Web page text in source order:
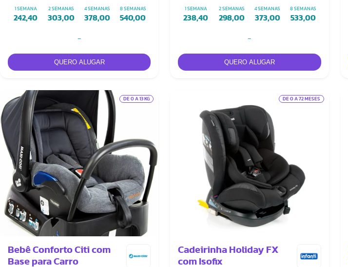
1 SEMANA
242,40
2 SEMANAS
303,00
4 SEMANAS
378,00
8 SEMANAS
540,00
-
1 SEMANA
238,40
2 SEMANAS
298,00
4 SEMANAS
373,00
8 SEMANAS
533,00
-
DE 0 A 13 KG
Bebê Conforto Citi com
Base para Carro
DE 0 A 72 MESES
Cadeirinha Holiday FX
com Isofix